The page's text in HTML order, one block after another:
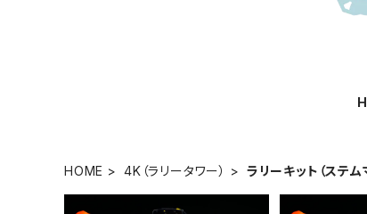
HOME 4K（ラリータワー） ラリーキット（ステム